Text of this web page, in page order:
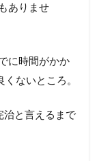
ありませ
に時間がかか
ないところ。
治と言えるまで